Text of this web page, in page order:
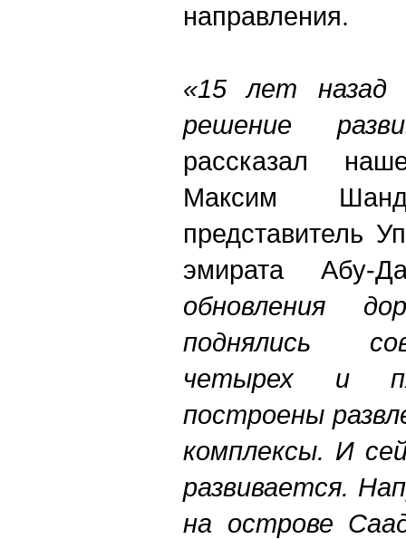
направления.
«15 лет назад
решение
рассказал
Максим
представитель
эмирата
обновления
поднялись
четырех и
построены
комплексы. И
развивается.
на острове